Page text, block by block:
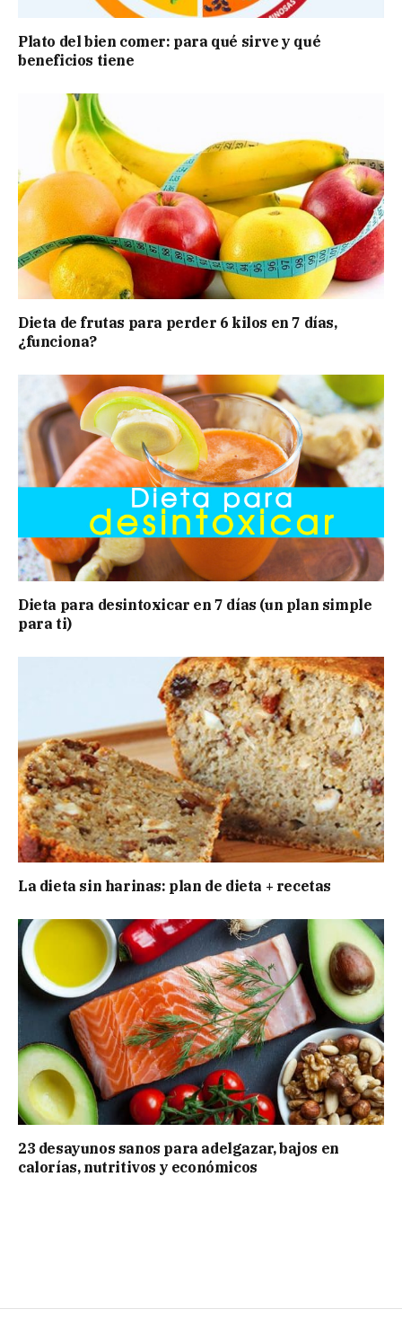
Plato del bien comer: para qué sirve y qué
beneficios tiene
Dieta de frutas para perder 6 kilos en 7 días,
¿funciona?
Dieta para desintoxicar en 7 días (un plan simple
para ti)
La dieta sin harinas: plan de dieta + recetas
23 desayunos sanos para adelgazar, bajos en
calorías, nutritivos y económicos